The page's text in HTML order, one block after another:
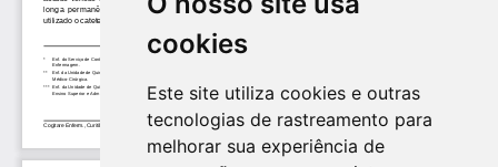
cookies
Este site utiliza cookies e outras
tecnologias de rastreamento para
melhorar sua experiência de